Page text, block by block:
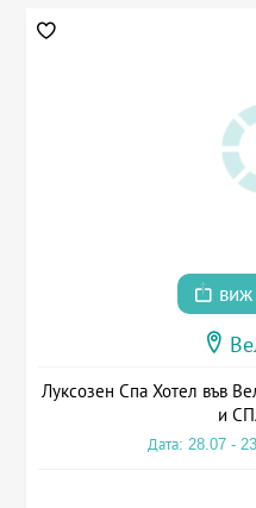
виж
Луксозен Спа Хотел във
и
Дата: 28.07 -